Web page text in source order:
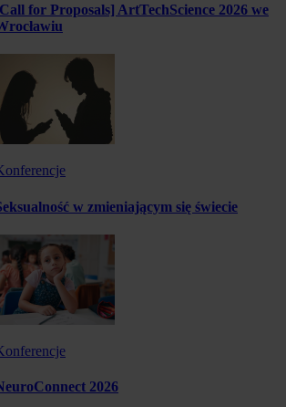
for Proposals] ArtTechScience 2026 we
w zmieniającym się świecie
2026